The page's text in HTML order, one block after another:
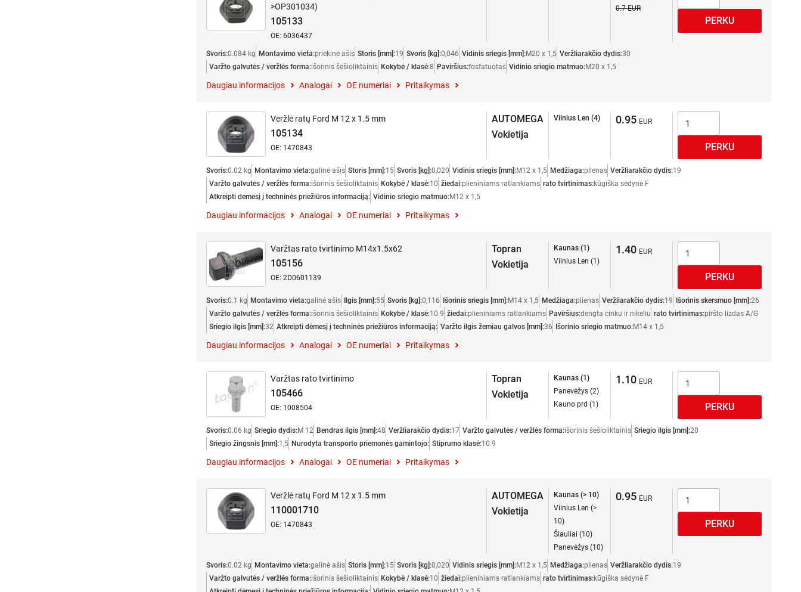
>OP301034)
105133
OE: 6036437
0.7
Svoris:0.084 kg Montavimo vieta:priekinė ašis Storis [mm]:19 Svoris [kg]:0,046 Vidinis sriegis [mm]:M20 x 1,5 Veržliarakčio dydis:30
Varžto galvutės / veržlės forma:išorinis šešioliktainis Kokybė / klasė:8 Paviršius:fosfatuotas Vidinio sriegio matmuo:M20 x 1,5
Daugiau informacijos Analogai OE numeriai Pritaikymas
Veržlė ratų Ford M 12 x 1.5 mm
105134
OE: 1470843
AUTOMEGA
Vokietija
Vilnius Len (4) 0.95
Svoris:0.02 kg Montavimo vieta:galinė ašis Storis [mm]:15 Svoris [kg]:0,020 Vidinis sriegis [mm]:M12 x 1,5 Medžiaga:plienas Veržliarakčio dydis:19
Varžto galvutės / veržlės forma:išorinis šešioliktainis Kokybė / klasė:10 žiedai:plieniniams ratlankiams rato tvirtinimas:kūgiška sėdynė F
Atkreipti dėmesį į techninės priežiūros informaciją: Vidinio sriegio matmuo:M12 x 1,5
Daugiau informacijos Analogai OE numeriai Pritaikymas
Varžtas rato tvirtinimo M14x1.5x62
105156
OE: 2D0601139
Topran
Vokietija
Kaunas (1)
Vilnius Len (1)
1.40
Svoris:0.1 kg Montavimo vieta:galinė ašis Ilgis [mm]:55 Svoris [kg]:0,116 Išorinis sriegis [mm]:M14 x 1,5 Medžiaga:plienas Veržliarakčio dydis:19 Išorinis skersmuo [mm]:26
Varžto galvutės / veržlės forma:išorinis šešioliktainis Kokybė / klasė:10.9 žiedai:plieniniams ratlankiams Paviršius:dengta cinku ir nikeliu rato tvirtinimas:piršto lizdas A/G
Sriegio ilgis [mm]:32 Atkreipti dėmesį į techninės priežiūros informaciją: Varžto ilgis žemiau galvos [mm]:36 Išorinio sriegio matmuo:M14 x 1,5
Daugiau informacijos Analogai OE numeriai Pritaikymas
Varžtas rato tvirtinimo
105466
OE: 1008504
Topran
Vokietija
Kaunas (1)
Panevėžys (2)
Kauno prd (1)
1.10
Svoris:0.06 kg Sriegio dydis:M 12 Bendras ilgis [mm]:48 Veržliarakčio dydis:17 Varžto galvutės / veržlės forma:išorinis šešioliktainis Sriegio ilgis [mm]:20
Sriegio žingsnis [mm]:1,5 Nurodyta transporto priemonės gamintojo: Stiprumo klasė:10.9
Daugiau informacijos Analogai OE numeriai Pritaikymas
Veržlė ratų Ford M 12 x 1.5 mm
110001710
OE: 1470843
AUTOMEGA
Vokietija
Kaunas (> 10)
Vilnius Len (>
10)
Šiauliai (10)
Panevėžys (10)
0.95
Svoris:0.02 kg Montavimo vieta:galinė ašis Storis [mm]:15 Svoris [kg]:0,020 Vidinis sriegis [mm]:M12 x 1,5 Medžiaga:plienas Veržliarakčio dydis:19
Varžto galvutės / veržlės forma:išorinis šešioliktainis Kokybė / klasė:10 žiedai:plieniniams ratlankiams rato tvirtinimas:kūgiška sėdynė F